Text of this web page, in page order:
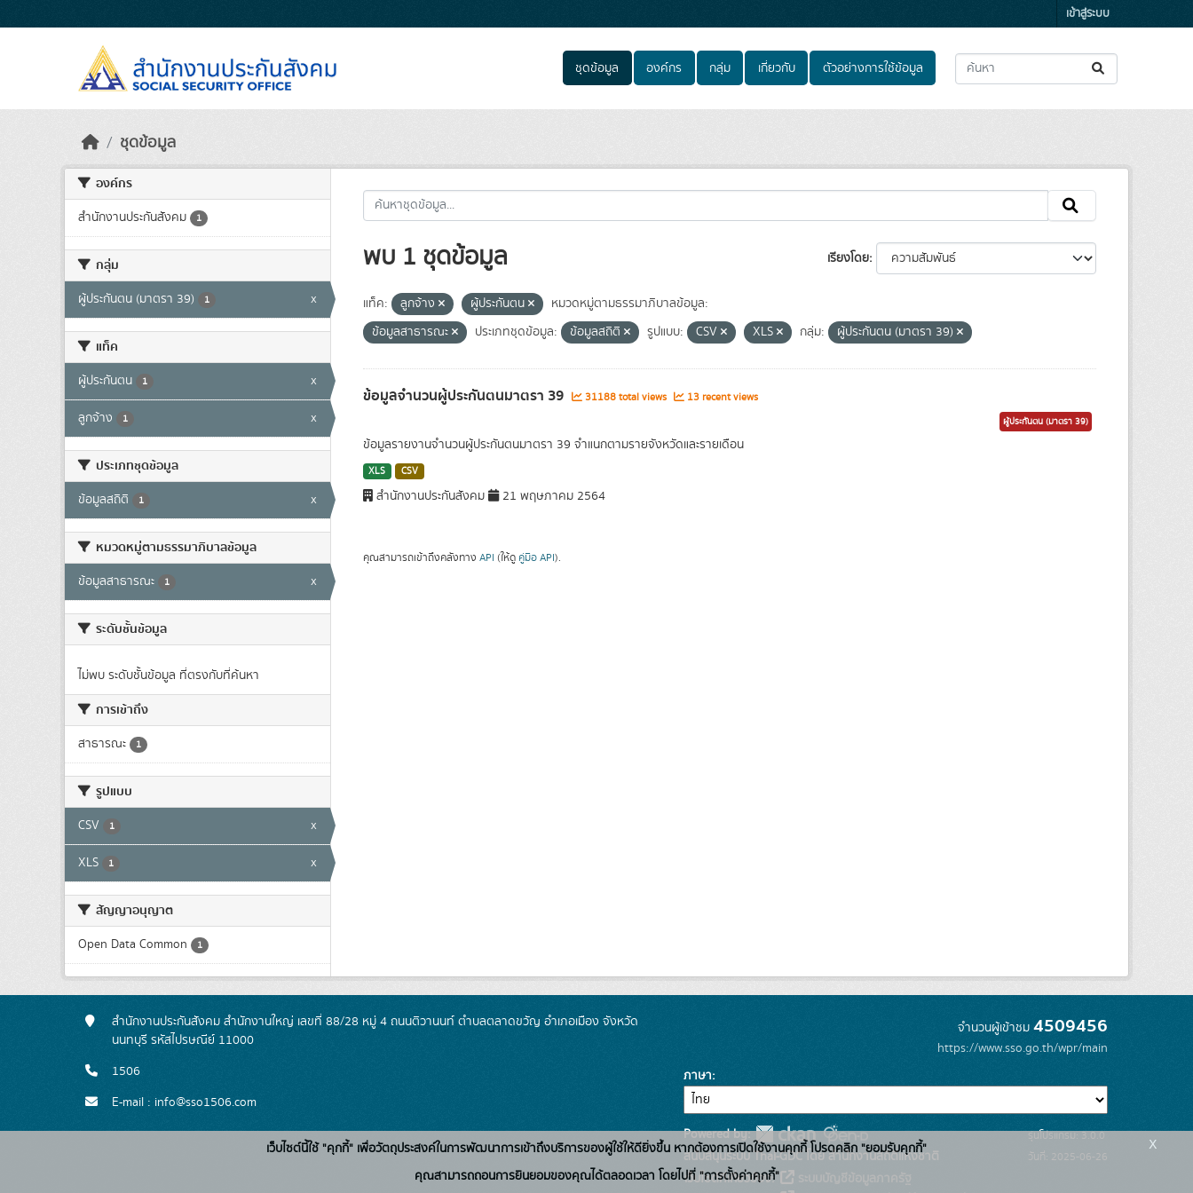
เข้าสู่ระบบ
ชุดข้อมูล องค์กร กลุ่ม เกี่ยวกับ ตัวอย่างการใช้ข้อมูล
ชุดข้อมูล
องค์กร
สำนักงานประกันสังคม 1
กลุ่ม
ผู้ประกันตน (มาตรา 39) 1 x
แท็ค
ผู้ประกันตน 1 x
ลูกจ้าง 1 x
ประเภทชุดข้อมูล
ข้อมูลสถิติ 1 x
หมวดหมู่ตามธรรมาภิบาลข้อมูล
ข้อมูลสาธารณะ 1 x
ระดับชั้นข้อมูล
ไม่พบ ระดับชั้นข้อมูล ที่ตรงกับที่ค้นหา
การเข้าถึง
สาธารณะ 1
รูปแบบ
CSV 1 x
XLS 1 x
สัญญาอนุญาต
Open Data Common 1
เรียงโดย
พบ 1 ชุดข้อมูล
แท็ค: ลูกจ้าง ผู้ประกันตน
หมวดหมู่ตามธรรมาภิบาลข้อมูล:
ข้อมูลสาธารณะ
ประเภทชุดข้อมูล: ข้อมูลสถิติ รูปแบบ: CSV XLS กลุ่ม: ผู้ประกันตน (มาตรา 39)
ข้อมูลจำนวนผู้ประกันตนมาตรา 39 31188 total views 13 recent views
ผู้ประกันตน (มาตรา 39)
ข้อมูลรายงานจำนวนผู้ประกันตนมาตรา 39 จำแนกตามรายจังหวัดและรายเดือน
XLS CSV
สำนักงานประกันสังคม 21 พฤษภาคม 2564
คุณสามารถเข้าถึงคลังทาง API (ให้ดู คู่มือ API).
สำนักงานประกันสังคม สำนักงานใหญ่ เลขที่ 88/28 หมู่ 4 ถนนติวานนท์ ตำบลตลาดขวัญ อำเภอเมือง จังหวัด
นนทบุรี รหัสไปรษณีย์ 11000
1506
E-mail : info@sso1506.com
จำนวนผู้เข้าชม 4509456
https://www.sso.go.th/wpr/main
ภาษา
Powered by:
สนับสนุนระบบ Thai-GDC โดย สำนักงานสถิติแห่งชาติ
เว็บไซต์ที่เกี่ยวข้อง:
รุ่นโปรแกรม: 3.0.0
วันที่: 2025-06-26
เว็บไซต์นี้ใช้ "คุกกี้" เพื่อวัตถุประสงค์ในการพัฒนาการเข้าถึงบริการของผู้ใช้ให้ดียิ่งขึ้น หากต้องการเปิดใช้งานคุกกี้ โปรดคลิก "ยอมรับคุกกี้"
คุณสามารถถอนการยินยอมของคุณได้ตลอดเวลา โดยไปที่ "การตั้งค่าคุกกี้"
x